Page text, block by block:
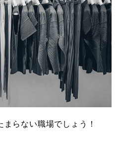
らない職場でしょう！